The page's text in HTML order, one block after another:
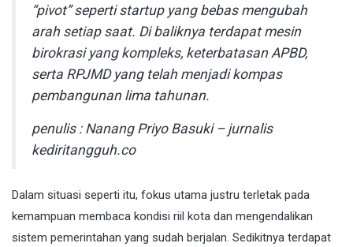
“pivot” seperti startup yang bebas mengubah
arah setiap saat. Di baliknya terdapat mesin
birokrasi yang kompleks, keterbatasan APBD,
serta RPJMD yang telah menjadi kompas
pembangunan lima tahunan.
penulis : Nanang Priyo Basuki – jurnalis
kediritangguh.co
Dalam situasi seperti itu, fokus utama justru terletak pada
kemampuan membaca kondisi riil kota dan mengendalikan
sistem pemerintahan yang sudah berjalan. Sedikitnya terdapat